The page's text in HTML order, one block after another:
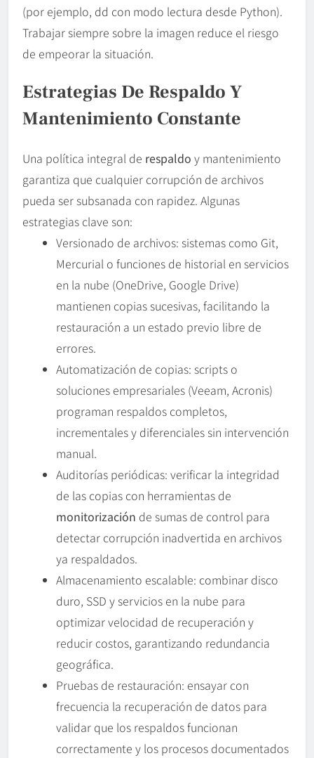
(por ejemplo, dd con modo lectura desde Python).
Trabajar siempre sobre la imagen reduce el riesgo
de empeorar la situación.
Estrategias De Respaldo Y
Mantenimiento Constante
Una política integral de respaldo y mantenimiento
garantiza que cualquier corrupción de archivos
pueda ser subsanada con rapidez. Algunas
estrategias clave son:
Versionado de archivos: sistemas como Git,
Mercurial o funciones de historial en servicios
en la nube (OneDrive, Google Drive)
mantienen copias sucesivas, facilitando la
restauración a un estado previo libre de
errores.
Automatización de copias: scripts o
soluciones empresariales (Veeam, Acronis)
programan respaldos completos,
incrementales y diferenciales sin intervención
manual.
Auditorías periódicas: verificar la integridad
de las copias con herramientas de
monitorización de sumas de control para
detectar corrupción inadvertida en archivos
ya respaldados.
Almacenamiento escalable: combinar disco
duro, SSD y servicios en la nube para
optimizar velocidad de recuperación y
reducir costos, garantizando redundancia
geográfica.
Pruebas de restauración: ensayar con
frecuencia la recuperación de datos para
validar que los respaldos funcionan
correctamente y los procesos documentados